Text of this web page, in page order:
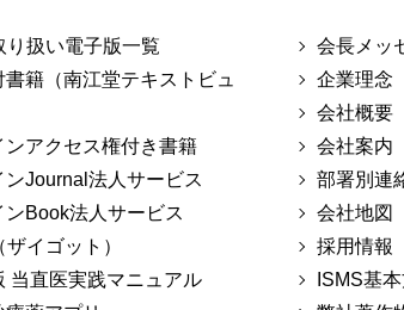
り扱い電子版一覧
書籍（南江堂テキストビュ
ンアクセス権付き書籍
ンJournal法人サービス
ンBook法人サービス
イゴット）
当直医実践マニュアル
会長メッ
企業理念
会社概要
会社案内
部署別連
会社地図
採用情報
ISMS基